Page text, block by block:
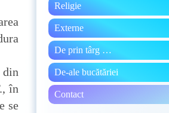
din
în
se
Religie
Externe
De prin târg …
De-ale bucătăriei
Contact